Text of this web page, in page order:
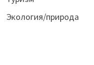
Экология/природа